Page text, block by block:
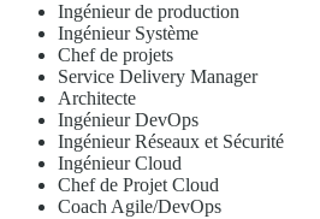
Ingénieur de production
Ingénieur Système
Chef de projets
Service Delivery Manager
Architecte
Ingénieur DevOps
Ingénieur Réseaux et Sécurité
Ingénieur Cloud
Chef de Projet Cloud
Coach Agile/DevOps